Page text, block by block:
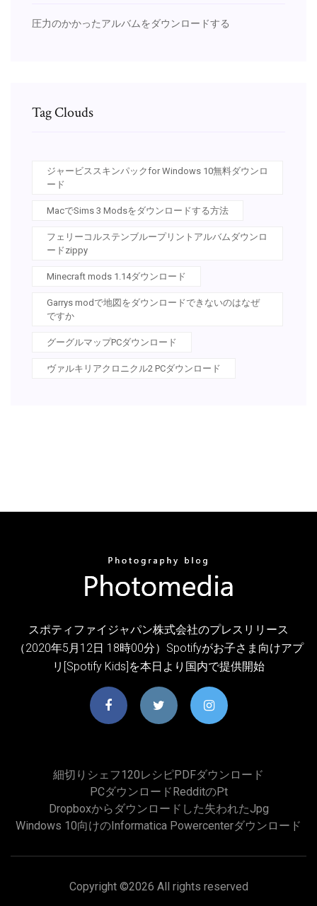
圧力のかかったアルバムをダウンロードする
Tag Clouds
ジャービススキンパックfor Windows 10無料ダウンロ
ード
MacでSims 3 Modsをダウンロードする方法
フェリーコルステンブループリントアルバムダウンロ
ードzippy
Minecraft mods 1.14ダウンロード
Garrys modで地図をダウンロードできないのはなぜ
ですか
グーグルマップPCダウンロード
ヴァルキリアクロニクル2 PCダウンロード
スポティファイジャパン株式会社のプレスリリース
（2020年5月12日 18時00分）Spotifyがお子さま向けアプ
リ[Spotify Kids]を本日より国内で提供開始
細切りシェフ120レシピPDFダウンロード
PCダウンロードredditのpt
Dropboxからダウンロードした失われたjpg
Windows 10向けのinformatica Powercenterダウンロード
Copyright ©2026 All rights reserved